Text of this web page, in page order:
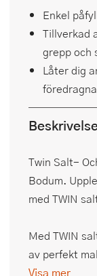
Enkel
Tillverkad
grepp och
Låter dig
Twin Salt-
Bodum.
med TWIN
Med TWIN
av perfekt
Visa mer